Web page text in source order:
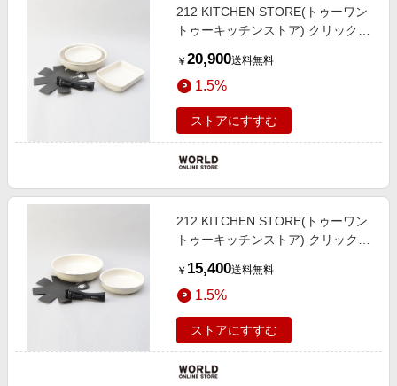
212 KITCHEN STORE(トゥーワン
トゥーキッチンストア) クリックシ
ーンパン＞
￥ 20,900送料無料
1.5%
ストアにすすむ
212 KITCHEN STORE(トゥーワン
トゥーキッチンストア) クリックシ
ーンパン＞
￥ 15,400送料無料
1.5%
ストアにすすむ